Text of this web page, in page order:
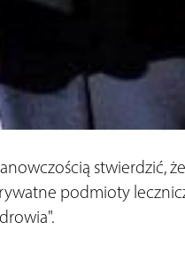
stwierdzić, że
podmioty